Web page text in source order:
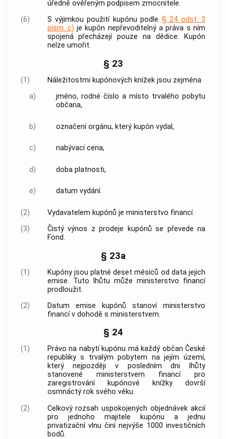
úředně ověřeným podpisem zmocnitele.
(6)
S výjimkou použití kupónu podle § 24 odst. 3
písm. c) je kupón nepřevoditelný a práva s ním
spojená přecházejí pouze na dědice. Kupón
nelze umořit.
§ 23
(1)
Náležitostmi kupónových knížek jsou zejména
a)
jméno, rodné číslo a místo trvalého pobytu
občana,
b) označení orgánu, který kupón vydal,
c) nabývací cena,
d) doba platnosti,
e) datum vydání.
(2)
Vydavatelem kupónů je ministerstvo financí.
(3)
Čistý výnos z prodeje kupónů se převede na
Fond.
§ 23a
(1)
Kupóny jsou platné deset měsíců od data jejich
emise. Tuto lhůtu může ministerstvo financí
prodloužit.
(2)
Datum emise kupónů stanoví ministerstvo
financí v dohodě s ministerstvem.
§ 24
(1)
Právo na nabytí kupónu má každý občan České
republiky s trvalým pobytem na jejím území,
který nejpozději v posledním dni lhůty
stanovené ministerstvem financí pro
zaregistrování kupónové knížky dovrší
osmnáctý rok svého věku.
(2)
Celkový rozsah uspokojených objednávek akcií
pro jednoho majitele kupónu a jednu
privatizační vlnu činí nejvýše 1000 investičních
bodů.